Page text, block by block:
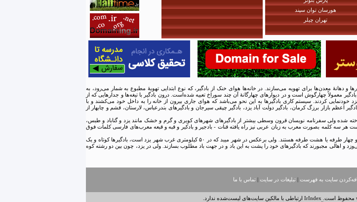
هورسان توان سپند
تهران چیلر
و دهانهٔ معدن‌ها برای تهویه می‌سازند. در خانه‌ها هوای خنک از بادگیر، که نوع ابتدایی تهویهٔ مطبوع به شمار می‌رود، به
معمولاً چهارگوش است و در دیوارهای چهارگانهٔ آن چند سوراخ تعبیه شده‌است. درون بادگیر با تیغه‌ها و جدارهایی که از
کردند. سیستم کاری بادگیرها به این نحو می‌باشد که هوای جاری بیرون از خانه را به داخل خود می‌کشند و با
بازار برزگ کرمان، بادگیر دولت آباد یزد، بادگیر چپقی سیرجان و بادگیرهای بندرعباس، لارستان، قشم و چابهار از
شده ولی سفرنامه نویسان قرون وسطی بیشتر از بادگیرهای شهرهای کویری و گرم و خشک مانند یزد و گناباد و طبس،
است هر سه کلمه بصورت معرب به زبان عربی نیز راه یافته قنات - بادجیر و بادکیر و قبه و قبعه معرب‌های فارسی کلمات فوق
بادگیرها معمولاً یک طرفه، چهار طرفه و یا هشت طرفه می‌باشند. در شهر یزد تمامی بادگیرها مرتفع و چهار طرفه یا هشت طرفه هستند. ولی برعکس در شهر میبد که در ۵۰ کیلومتری غرب شهر یزد است، بادگیرها کوتاه و یک
و اهالی مجبورند که بادگیرهای خود را پشت به این باد و در جهت باد مطلوب بسازند. ولی در یزد، چون بین دو رشته کوه
سایت به فهرست |تبلیغات در سایت |تماس با ما